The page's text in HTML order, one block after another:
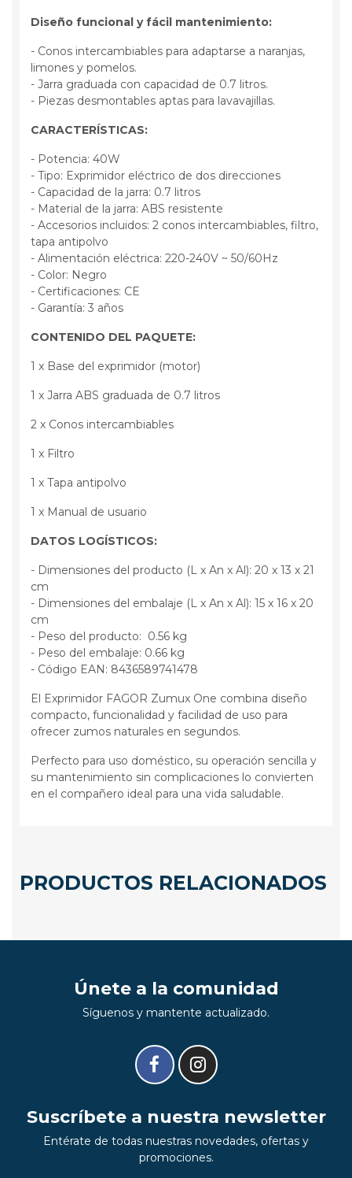
Diseño funcional y fácil mantenimiento:
- Conos intercambiables para adaptarse a naranjas,
limones y pomelos.
- Jarra graduada con capacidad de 0.7 litros.
- Piezas desmontables aptas para lavavajillas.
CARACTERÍSTICAS:
- Potencia: 40W
- Tipo: Exprimidor eléctrico de dos direcciones
- Capacidad de la jarra: 0.7 litros
- Material de la jarra: ABS resistente
- Accesorios incluidos: 2 conos intercambiables, filtro,
tapa antipolvo
- Alimentación eléctrica: 220-240V ~ 50/60Hz
- Color: Negro
- Certificaciones: CE
- Garantía: 3 años
CONTENIDO DEL PAQUETE:
1 x Base del exprimidor (motor)
1 x Jarra ABS graduada de 0.7 litros
2 x Conos intercambiables
1 x Filtro
1 x Tapa antipolvo
1 x Manual de usuario
DATOS LOGÍSTICOS:
- Dimensiones del producto (L x An x Al): 20 x 13 x 21
cm
- Dimensiones del embalaje (L x An x Al): 15 x 16 x 20
cm
- Peso del producto: 0.56 kg
- Peso del embalaje: 0.66 kg
- Código EAN: 8436589741478
El Exprimidor FAGOR Zumux One combina diseño
compacto, funcionalidad y facilidad de uso para
ofrecer zumos naturales en segundos.
Perfecto para uso doméstico, su operación sencilla y
su mantenimiento sin complicaciones lo convierten
en el compañero ideal para una vida saludable.
PRODUCTOS RELACIONADOS
Únete a la comunidad
Síguenos y mantente actualizado.
Suscríbete a nuestra newsletter
Entérate de todas nuestras novedades, ofertas y
promociones.